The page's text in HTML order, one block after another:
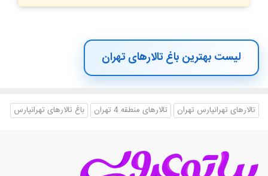
لیست بهترین باغ تالارهای تهران
تالارهای تهرانپارس تهران تالارهای منطقه 4 تهران باغ تالارهای تهرانپارس